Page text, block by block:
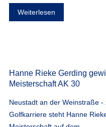
Weiterlesen
Hanne Rieke Gerding
Meisterschaft AK 30
Neustadt an der Weinstraße-
Golfkarriere steht Hanne